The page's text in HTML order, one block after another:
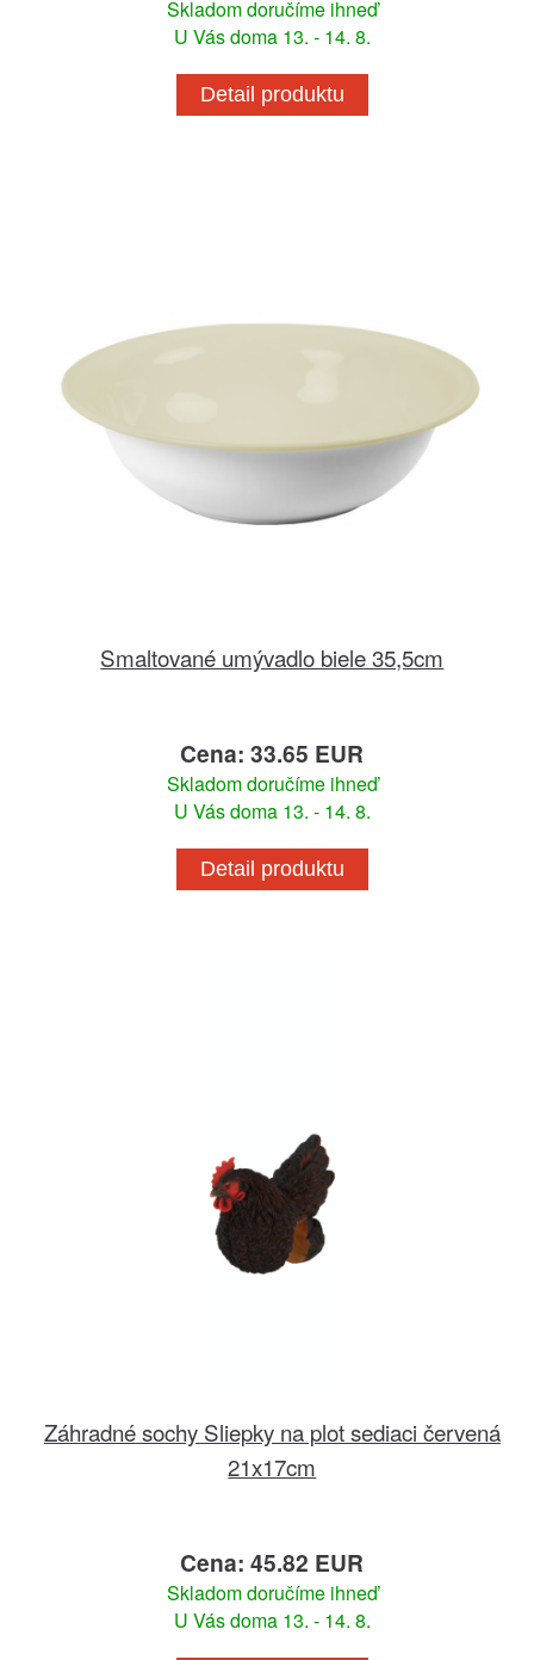
Skladom doručíme ihneď
U Vás doma 13. - 14. 8.
Detail produktu
Smaltované umývadlo biele 35,5cm
Cena: 33.65 EUR
Skladom doručíme ihneď
U Vás doma 13. - 14. 8.
Detail produktu
Záhradné sochy Sliepky na plot sediaci červená
21x17cm
Cena: 45.82 EUR
Skladom doručíme ihneď
U Vás doma 13. - 14. 8.